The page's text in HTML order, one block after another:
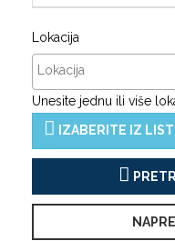
Lokacija
Unesite jednu ili više
IZABERITE IZ